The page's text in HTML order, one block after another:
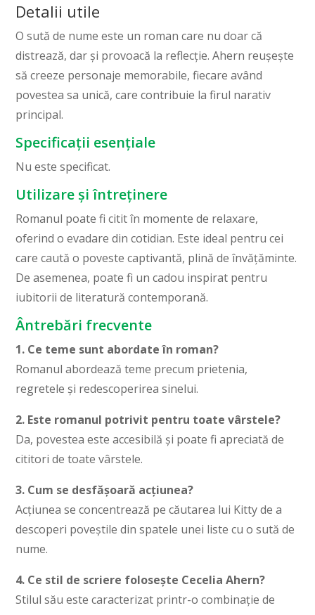
Detalii utile
O sută de nume este un roman care nu doar că
distrează, dar și provoacă la reflecție. Ahern reușește
să creeze personaje memorabile, fiecare având
povestea sa unică, care contribuie la firul narativ
principal.
Specificații esențiale
Nu este specificat.
Utilizare și întreținere
Romanul poate fi citit în momente de relaxare,
oferind o evadare din cotidian. Este ideal pentru cei
care caută o poveste captivantă, plină de învățăminte.
De asemenea, poate fi un cadou inspirat pentru
iubitorii de literatură contemporană.
Ântrebări frecvente
1. Ce teme sunt abordate în roman?
Romanul abordează teme precum prietenia,
regretele și redescoperirea sinelui.
2. Este romanul potrivit pentru toate vârstele?
Da, povestea este accesibilă și poate fi apreciată de
cititori de toate vârstele.
3. Cum se desfășoară acțiunea?
Acțiunea se concentrează pe căutarea lui Kitty de a
descoperi poveștile din spatele unei liste cu o sută de
nume.
4. Ce stil de scriere folosește Cecelia Ahern?
Stilul său este caracterizat printr-o combinație de